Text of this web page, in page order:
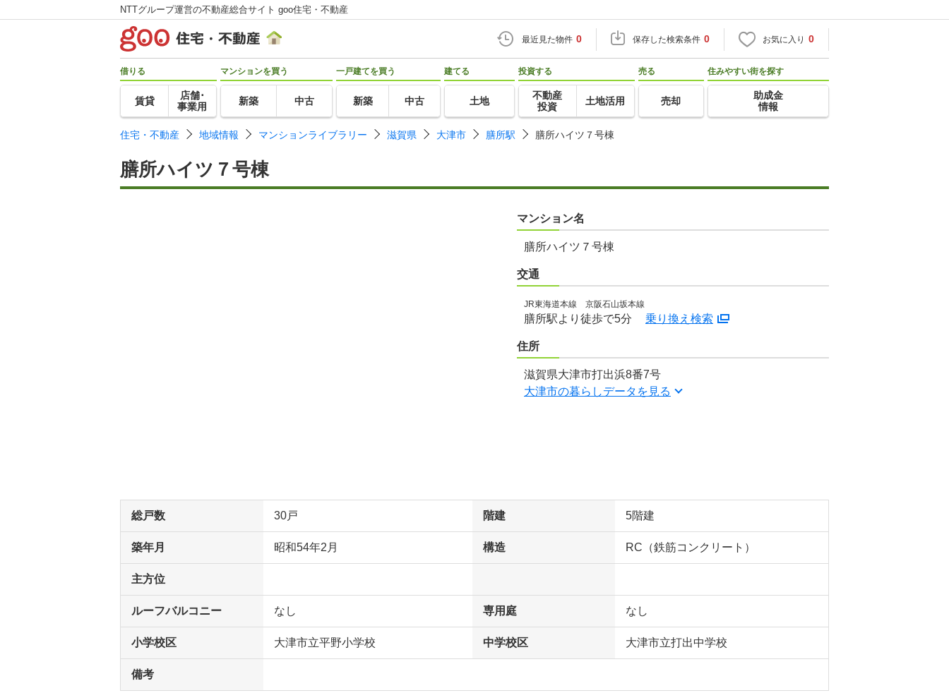
NTTグループ運営の不動産総合サイト goo住宅・不動産
最近見た物件 0 保存した検索条件 0 お気に入り 0
借りる
賃貸
店舗･
事業用
マンションを買う
新築 中古
一戸建てを買う
新築 中古
建てる
土地
投資する
不動産
投資
土地活用
売る
売却
住みやすい街を探す
助成金
情報
住宅・不動産 地域情報 マンションライブラリー 滋賀県 大津市 膳所駅 膳所ハイツ７号棟
膳所ハイツ７号棟
マンション名
膳所ハイツ７号棟
交通
JR東海道本線 京阪石山坂本線
膳所駅より徒歩で5分 乗り換え検索
住所
滋賀県大津市打出浜8番7号
大津市の暮らしデータを見る
総戸数 30戸 階建 5階建
築年月 昭和54年2月 構造 RC（鉄筋コンクリート）
主方位
ルーフバルコニー なし 専用庭 なし
小学校区 大津市立平野小学校 中学校区 大津市立打出中学校
備考